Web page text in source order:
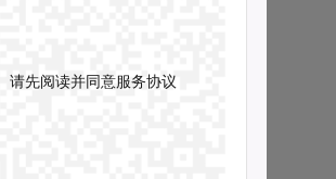
请先阅读并同意服务协议